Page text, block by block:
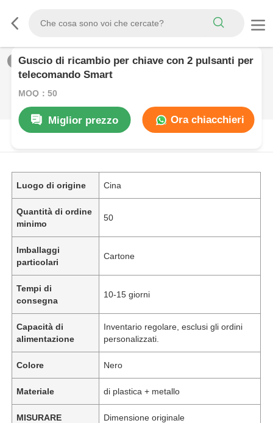
/0
Guscio di ricambio per chiave con 2 pulsanti per
telecomando Smart
MOQ：50
Miglior prezzo
Ora chiacchieri
DESCRIZIONE DI PRODOTTO
Luogo di origine Cina
Quantità di ordine
minimo
50
Imballaggi
particolari
Cartone
Tempi di
consegna
10-15 giorni
Capacità di
alimentazione
Inventario regolare, esclusi gli ordini
personalizzati.
Colore Nero
Materiale di plastica + metallo
MISURARE Dimensione originale